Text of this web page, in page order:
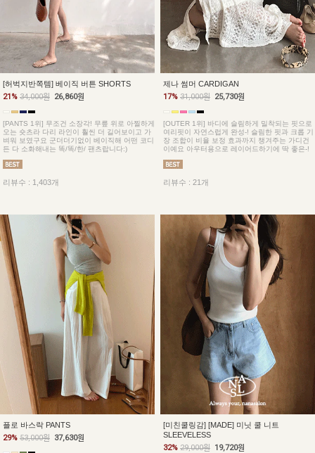
[허벅지반쪽템] 베이직 버튼 SHORTS
21% 34,000원 26,860원
[PANTS 1위] 무조건 소장각! 무릎 위로 아찔하게
오는 숏츠라 다리 라인이 훨씬 더 길어보이고 가
벼워 보였구요 군더더기없이 베이직해 어떤 코디
든 다 소화해내는 똑/똑/한/ 팬츠랍니다:)
리뷰수 : 1,403개
제나 썸머 CARDIGAN
17% 31,000원 25,730원
[OUTER 1위] 바디에 슬림하게 밀착되는 핏으로
여리핏이 자연스럽게 완성-! 슬림한 핏과 크롭 기
장 조합이 비율 보정 효과까지 챙겨주는 가디건
이예요 아우터용으로 레이어드하기에 딱 좋은-!
리뷰수 : 21개
플로 바스락 PANTS
29% 53,000원 37,630원
[미친쿨링감] [MADE] 미닛 쿨 니트
SLEEVELESS
32% 29,000원 19,720원